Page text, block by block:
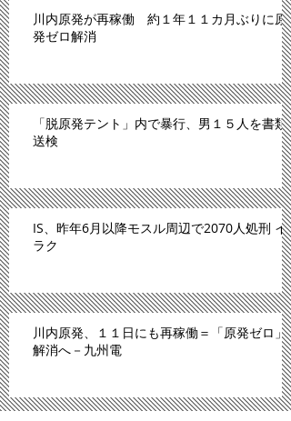
川内原発が再稼働 約１年１１カ月ぶりに原
発ゼロ解消
「脱原発テント」内で暴行、男１５人を書類
送検
IS、昨年6月以降モスル周辺で2070人処刑 イ
ラク
川内原発、１１日にも再稼働＝「原発ゼロ」
解消へ－九州電